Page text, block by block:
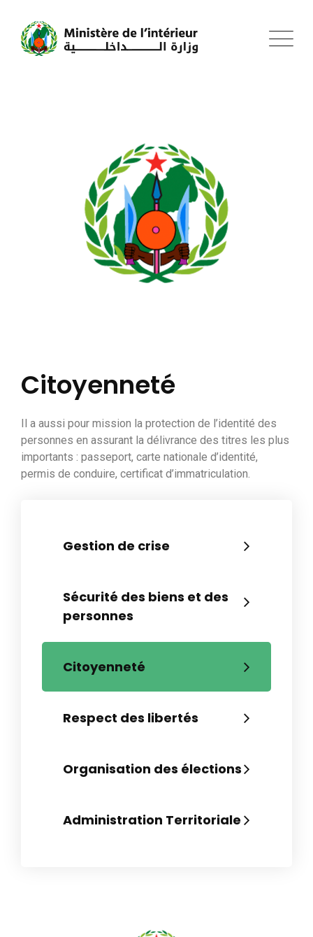
Citoyenneté
Il a aussi pour mission la protection de l’identité des
personnes en assurant la délivrance des titres les plus
importants : passeport, carte nationale d’identité,
permis de conduire, certificat d’immatriculation.
Gestion de crise
Sécurité des biens et des
personnes
Citoyenneté
Respect des libertés
Organisation des élections
Administration Territoriale